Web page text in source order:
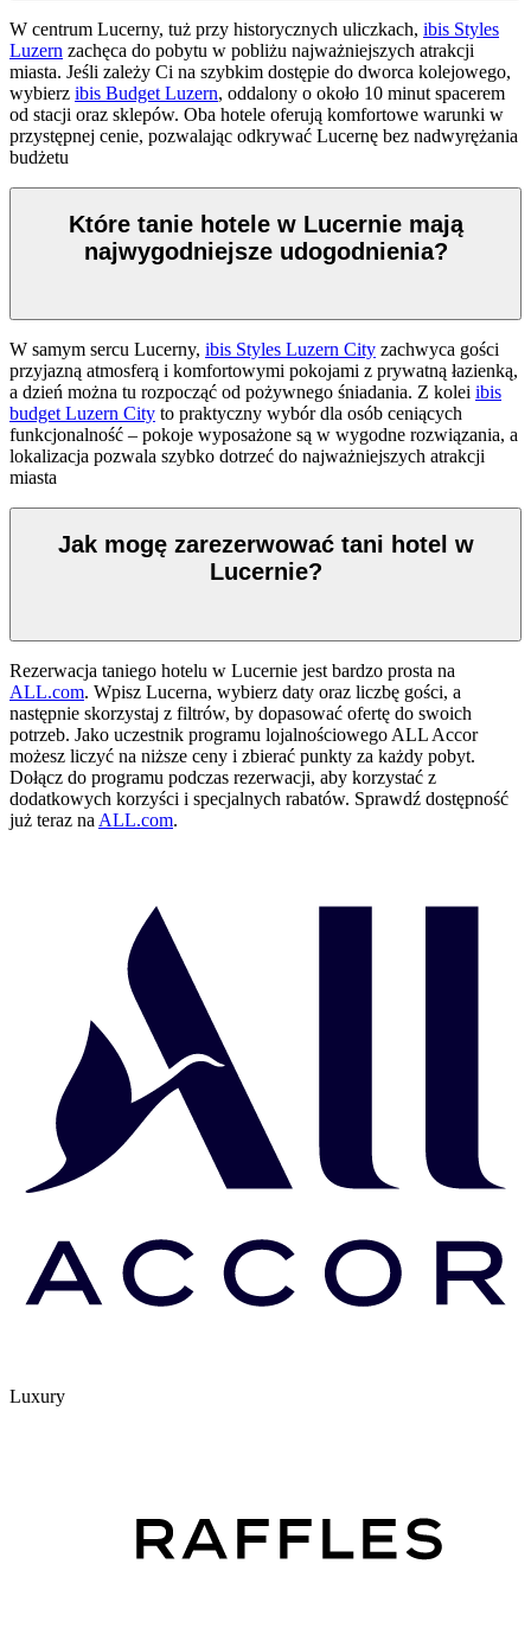
W centrum Lucerny, tuż przy historycznych uliczkach, ibis Styles
Luzern zachęca do pobytu w pobliżu najważniejszych atrakcji
miasta. Jeśli zależy Ci na szybkim dostępie do dworca kolejowego,
wybierz ibis Budget Luzern, oddalony o około 10 minut spacerem
od stacji oraz sklepów. Oba hotele oferują komfortowe warunki w
przystępnej cenie, pozwalając odkrywać Lucernę bez nadwyrężania
budżetu
Które tanie hotele w Lucernie mają
najwygodniejsze udogodnienia?
W samym sercu Lucerny, ibis Styles Luzern City zachwyca gości
przyjazną atmosferą i komfortowymi pokojami z prywatną łazienką,
a dzień można tu rozpocząć od pożywnego śniadania. Z kolei ibis
budget Luzern City to praktyczny wybór dla osób ceniących
funkcjonalność – pokoje wyposażone są w wygodne rozwiązania, a
lokalizacja pozwala szybko dotrzeć do najważniejszych atrakcji
miasta
Jak mogę zarezerwować tani hotel w
Lucernie?
Rezerwacja taniego hotelu w Lucernie jest bardzo prosta na
ALL.com. Wpisz Lucerna, wybierz daty oraz liczbę gości, a
następnie skorzystaj z filtrów, by dopasować ofertę do swoich
potrzeb. Jako uczestnik programu lojalnościowego ALL Accor
możesz liczyć na niższe ceny i zbierać punkty za każdy pobyt.
Dołącz do programu podczas rezerwacji, aby korzystać z
dodatkowych korzyści i specjalnych rabatów. Sprawdź dostępność
już teraz na ALL.com.
Luxury